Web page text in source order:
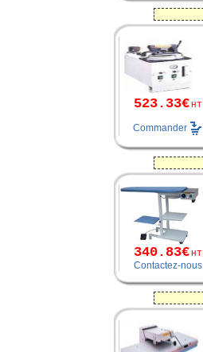
523.33€ HT
Commander
340.83€ HT
Contactez-nous